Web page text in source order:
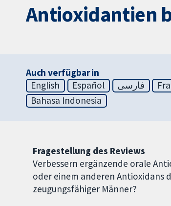
Antioxidantien
Auch verfügbar in
English
Español فارسی
Bahasa Indonesia
Fragestellung des Reviews
Verbessern ergänzende orale
oder einem anderen
zeugungsfähiger Männer?